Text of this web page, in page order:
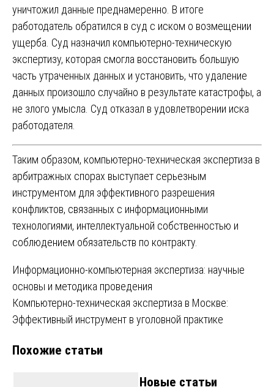
уничтожил данные преднамеренно. В итоге
работодатель обратился в суд с иском о возмещении
ущерба. Суд назначил компьютерно-техническую
экспертизу, которая смогла восстановить большую
часть утраченных данных и установить, что удаление
данных произошло случайно в результате катастрофы, а
не злого умысла. Суд отказал в удовлетворении иска
работодателя.
Таким образом, компьютерно-техническая экспертиза в
арбитражных спорах выступает серьезным
инструментом для эффективного разрешения
конфликтов, связанных с информационными
технологиями, интеллектуальной собственностью и
соблюдением обязательств по контракту.
Навигация
по
записям
Информационно-компьютерная экспертиза: научные
основы и методика проведения
Компьютерно-техническая экспертиза в Москве:
Эффективный инструмент в уголовной практике
Похожие статьи
Новые статьи